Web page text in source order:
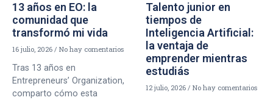
13 años en EO: la
comunidad que
transformó mi vida
16 julio, 2026 No hay comentarios
Tras 13 años en
Entrepreneurs’ Organization,
comparto cómo esta
Talento junior en
tiempos de
Inteligencia Artificial:
la ventaja de
emprender mientras
estudiás
12 julio, 2026 No hay comentarios